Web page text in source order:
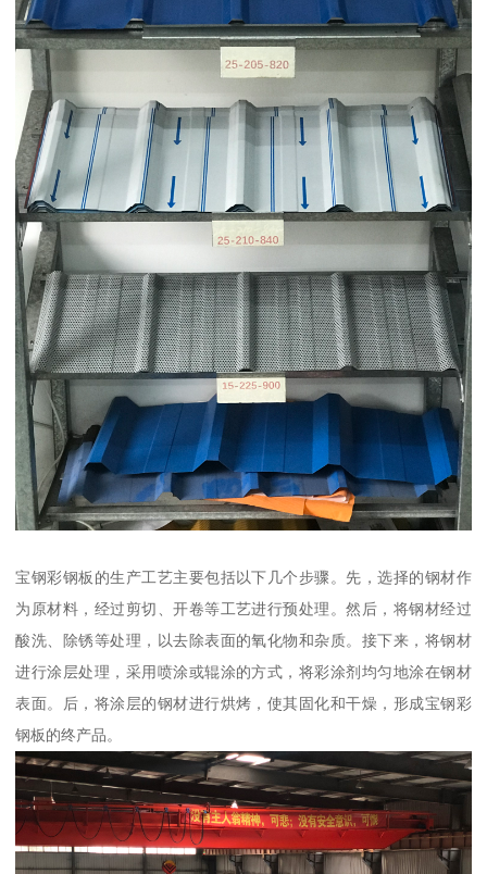
宝钢彩钢板的生产工艺主要包括以下几个步骤。先，选择的钢材作
为原材料，经过剪切、开卷等工艺进行预处理。然后，将钢材经过
酸洗、除锈等处理，以去除表面的氧化物和杂质。接下来，将钢材
进行涂层处理，采用喷涂或辊涂的方式，将彩涂剂均匀地涂在钢材
表面。后，将涂层的钢材进行烘烤，使其固化和干燥，形成宝钢彩
钢板的终产品。